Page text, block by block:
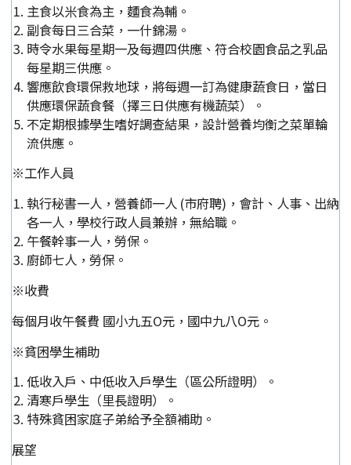
主食以米食為主，麵食為輔。
副食每日三合菜，一什錦湯。
時令水果每星期一及每週四供應、符合校園食品之乳品
每星期三供應。
響應飲食環保救地球，將每週一訂為健康蔬食日，當日
供應環保蔬食餐（擇三日供應有機蔬菜）。
不定期根據學生嗜好調查結果，設計營養均衡之菜單輪
流供應。
※工作人員
執行秘書一人，營養師一人 (市府聘)，會計、人事、出納
各一人，學校行政人員兼辦，無給職。
午餐幹事一人，勞保。
廚師七人，勞保。
※收費
每個月收午餐費 國小九五O元，國中九八O元。
※貧困學生補助
低收入戶、中低收入戶學生（區公所證明）。
清寒戶學生（里長證明）。
特殊貧困家庭子弟給予全額補助。
展望